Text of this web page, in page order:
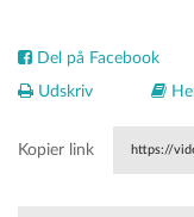
Del på Facebook
Udskriv
Kopier link https://